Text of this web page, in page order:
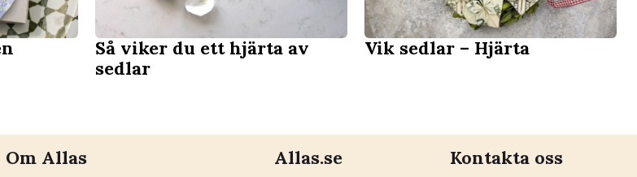
Så viker du ett hjärta av
sedlar
Vik sedlar – Hjärta
Om Allas Allas.se Kontakta oss